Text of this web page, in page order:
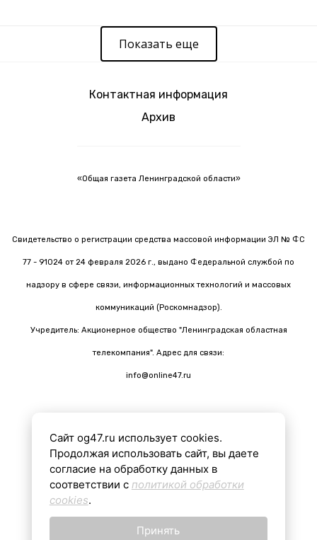
Показать еще
Контактная информация
Архив
«Общая газета Ленинградской области»
Свидетельство о регистрации средства массовой информации ЭЛ № ФС
77 - 91024 от 24 февраля 2026 г., выдано Федеральной службой по
надзору в сфере связи, информационных технологий и массовых
коммуникаций (Роскомнадзор).
Учредитель: Акционерное общество "Ленинградская областная
телекомпания". Адрес для связи:
info@online47.ru
Все материалы на сайте подготовлены с помощью ИИ
16+
Сайт og47.ru использует cookies.
Продолжая использовать сайт, вы даете
согласие на обработку данных в
соответствии с политикой обработки
cookies.
Принять